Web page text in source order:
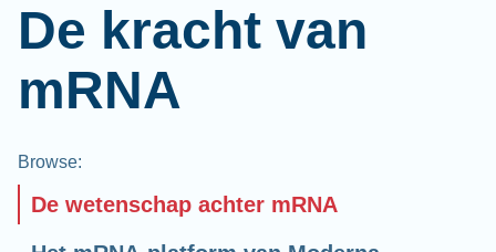
De kracht van
mRNA
Browse:
De wetenschap achter mRNA